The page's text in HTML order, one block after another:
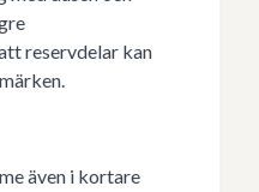
reservdelar kan
även i kortare